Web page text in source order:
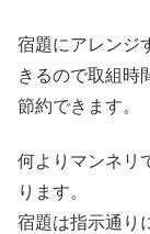
宿題にアレンジ
きるので取組時
節約できます。
何よりマンネリ
ります。
宿題は指示通り